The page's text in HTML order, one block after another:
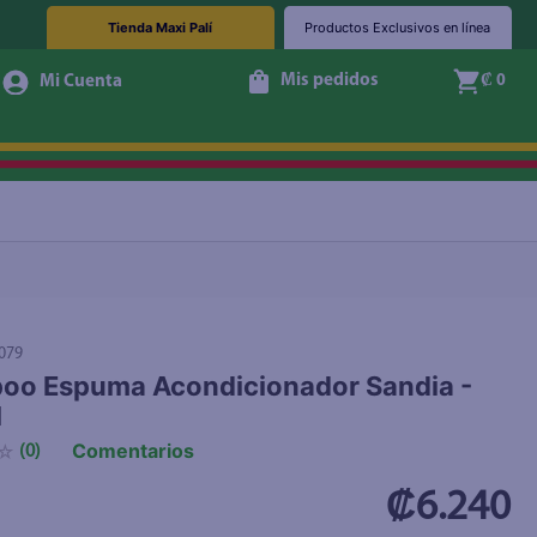
Tienda Maxi Palí Productos Exclusivos en línea
Mis pedidos ₡ 0
Espuma Acondicionador Sandia -
☆ (0) Comentarios
₡6.240